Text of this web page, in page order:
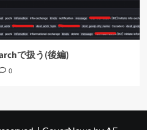
で扱う(後編)
0